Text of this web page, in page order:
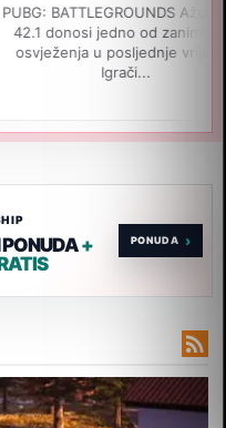
Ažuriranje
jedno od zanimljivijih
u posljednje vrijeme.
+
›
